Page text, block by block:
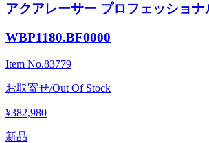
アクアレーサー プロフェッショナ
WBP1180.BF0000
Item No.83779
お取寄せ/Out Of Stock
¥382,980
新品